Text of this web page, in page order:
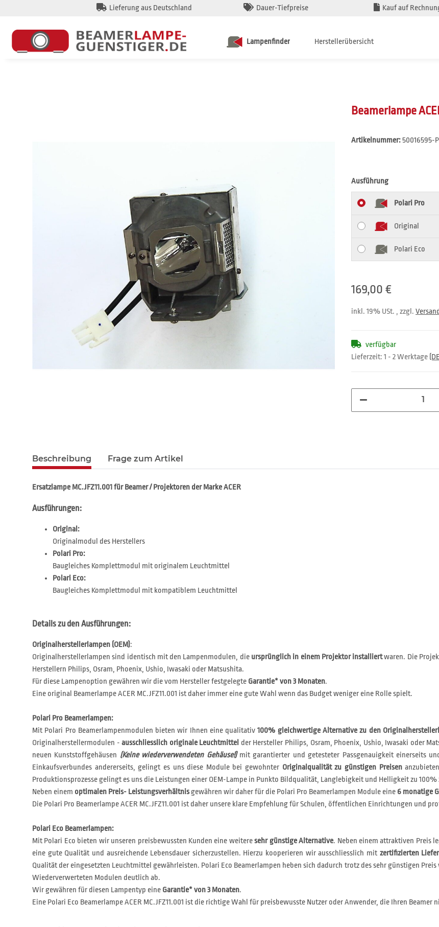
Lieferung aus Deutschland Dauer-Tiefpreise Kauf auf
Lampenfinder Herstellerübersicht
Beamerlampe
Artikelnummer:50016595-
Ausführung
Polari Pro
Original
Polari Eco
169,00 €
inkl. 19% USt. , zzgl. Versand
verfügbar
Lieferzeit: 1 - 2 Werktage
Beschreibung Frage zum Artikel
Ersatzlampe MC.JFZ11.001 für Beamer / Projektoren der Marke ACER
Ausführungen:
Original:
Originalmodul des Herstellers
Polari Pro:
Baugleiches Komplettmodul mit originalem Leuchtmittel
Polari Eco:
Baugleiches Komplettmodul mit kompatiblem Leuchtmittel
Details zu den Ausführungen:
Originalherstellerlampen (OEM):
Originalherstellerlampen sind identisch mit den Lampenmodulen, die ursprünglich in einem Projektor installiertwaren. Die
Herstellern Philips, Osram, Phoenix, Ushio, Iwasaki oder Matsushita.
Für diese Lampenoption gewähren wir die vom Hersteller festgelegte Garantie* von 3 Monaten.
Eine original Beamerlampe ACER MC.JFZ11.001 ist daher immer eine gute Wahl wenn das Budget weniger eine Rolle spielt.
Polari Pro Beamerlampen:
Mit Polari Pro Beamerlampenmodulen bieten wir Ihnen eine qualitativ100% gleichwertige Alternative zu den
Originalherstellermodulen -ausschliesslich originale Leuchtmittel der Hersteller Philips, Osram, Phoenix, Ushio, Iwasaki oder
neuen Kunststoffgehäusen (Keine wiederverwendeten Gehäuse!)mit garantierter und getesteter Passgenauigkeit einerseits
Einkaufsverbundes andererseits, gelingt es uns diese Module bei gewohnter Originalqualität zu günstigen Preisen
Produktionsprozesse gelingt es uns die Leistungen einer OEM-Lampe in Punkto Bildqualität, Langlebigkeit und Helligkeit zu 100%
Neben einem optimalen Preis- Leistungsverhältnisgewähren wir daher für die Polari Pro Beamerlampen Module eine 6 monatige
Die Polari Pro Beamerlampe ACER MC.JFZ11.001 ist daher unsere klare Empfehlung für Schulen, öffentlichen Einrichtungen und
Polari Eco Beamerlampen:
Mit Polari Eco bieten wir unseren preisbewussten Kunden eine weiteresehr günstige Alternative. Neben einem attraktiven Preis
eine gute Qualität und ausreichende Lebensdauer sicherzustellen. Hierzu kooperieren wir ausschliesslich mit zertifizierten
Qualität der eingesetzten Leuchtmittel gewährleisten. Polari Eco Beamerlampen heben sich dadurch trotz des sehr günstigen
Wiederverwerteten Modulen deutlich ab.
Wir gewähren für diesen Lampentyp eine Garantie* von 3 Monaten.
Eine Polari Eco Beamerlampe ACER MC.JFZ11.001 ist die richtige Wahl für preisbewusste Nutzer oder Anwender, die Ihren